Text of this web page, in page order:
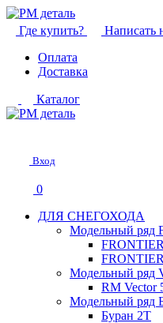
Где купить? Написать
Оплата
Доставка
Каталог
Вход
0
ДЛЯ СНЕГОХОДА
Модельный ряд
Модельный ряд
RM Vector
Модельный ряд
Буран 2Т